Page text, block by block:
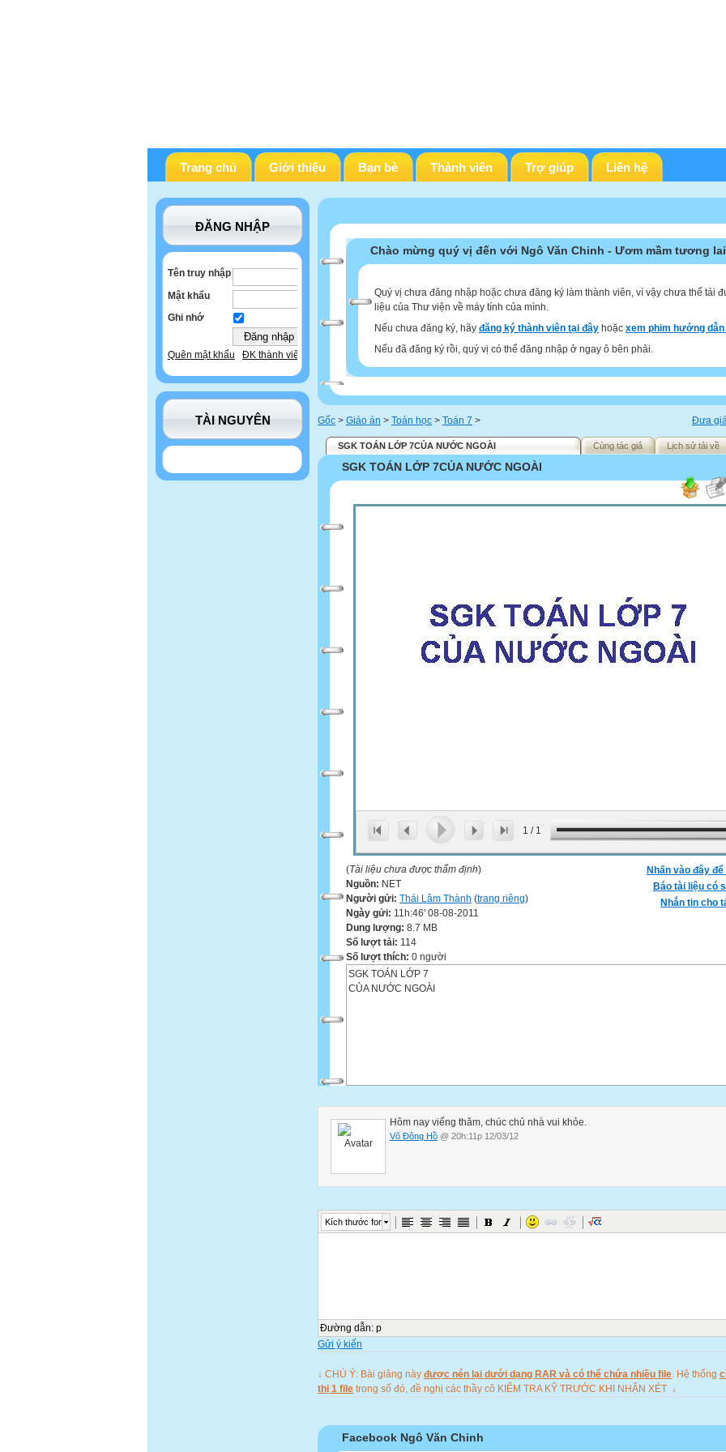
Trang chủ Giới thiệu Bạn bè Thành viên Trợ giúp Liên hệ
ĐĂNG NHẬP
Tên truy nhập
Mật khẩu
Ghi nhớ
Quên mật khẩu ĐK thành viên
TÀI NGUYÊN
Chào mừng quý vị đến với Ngô Văn Chinh - Ươm mầm tương
Quý vị chưa đăng nhập hoặc chưa đăng ký làm thành viên, vì vậy chưa thể tải
liệu của Thư viện về máy tính của mình.
Nếu chưa đăng ký, hãy đăng ký thành viên tại đây hoặc xem phim hướng
Nếu đã đăng ký rồi, quý vị có thể đăng nhập ở ngay ô bên phải.
Đưa
Gốc > Giáo án > Toán học > Toán 7 >
SGK TOÁN LỚP 7CỦA NƯỚC NGOÀI Cùng tác giả Lịch sử tải về
SGK TOÁN LỚP 7CỦA NƯỚC NGOÀI
1 / 1
Nhấn vào đây
Báo tài liệu có
Nhắn tin cho
(Tài liệu chưa được thẩm định)
Nguồn: NET
Người gửi: Thái Lâm Thành (trang riêng)
Ngày gửi: 11h:46' 08-08-2011
Dung lượng: 8.7 MB
Số lượt tải: 114
Số lượt thích: 0 người
SGK TOÁN LỚP 7
CỦA NƯỚC NGOÀI
Hôm nay viếng thăm, chúc chủ nhà vui khỏe.
Võ Đông Hồ @ 20h:11p 12/03/12
Kích thước font
Đường dẫn: p
Gửi ý kiến
↓ CHÚ Ý: Bài giảng này được nén lại dưới dạng RAR và có thể chứa nhiều file . Hệ thống
thị 1 file trong số đó, đề nghị các thầy cô KIỂM TRA KỸ TRƯỚC KHI NHẬN XÉT ↓
Facebook Ngô Văn Chinh